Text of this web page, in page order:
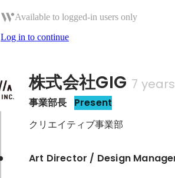
Available to logged-in users only
Log in to continue
株式会社GIG 7 years
事業部長 Present
クリエイティブ事業部
Art Director / Design